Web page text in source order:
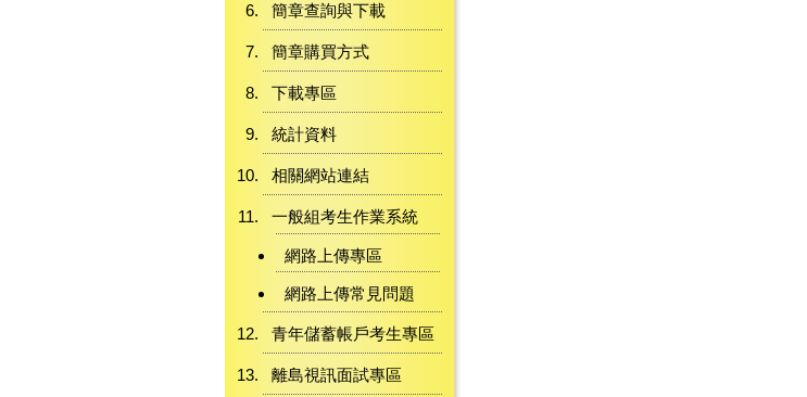
簡章查詢與下載
簡章購買方式
下載專區
統計資料
相關網站連結
一般組考生作業系統
網路上傳專區
網路上傳常見問題
青年儲蓄帳戶考生專區
離島視訊面試專區